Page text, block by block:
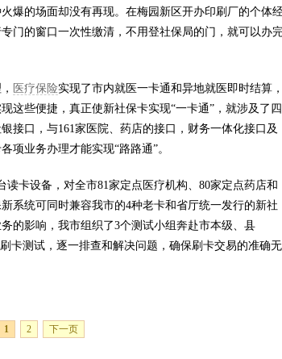
爆的场面却没有再现。在梅园新区开办印刷厂的个体
门的窗口一次性缴清，不用登社保局的门，就可以办
医疗保险实现了市内就医一卡通和异地就医即时结算，
这些便捷，真正使新社保卡实现“一卡通”，就涉及了四
接口，与161家医院、药店的接口，财务一体化接口及
项业务办理才能实现“路路通”。
卡设备，对全市81家定点医疗机构、80家定点药店和
系统可同时兼容我市的4种老卡和省厅统一发行的新社
的影响，我市组织了3个测试小组奔赴市本级、县
卡测试，逐一排查和解决问题，确保刷卡交易的准确无
1 2 下一页